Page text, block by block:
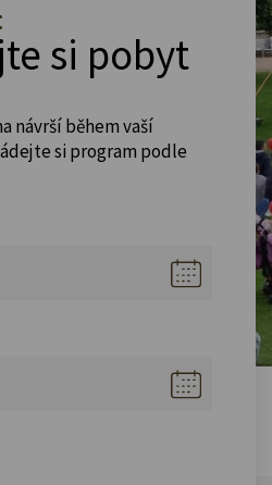
si pobyt
návrší během vaší
si program podle